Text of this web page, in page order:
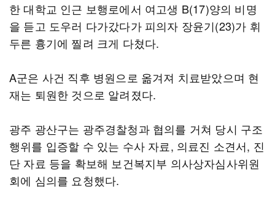
한 대학교 인근 보행로에서 여고생 B(17)양의 비명
을 듣고 도우러 다가갔다가 피의자 장윤기(23)가 휘
두른 흉기에 찔려 크게 다쳤다.
A군은 사건 직후 병원으로 옮겨져 치료받았으며 현
재는 퇴원한 것으로 알려졌다.
광주 광산구는 광주경찰청과 협의를 거쳐 당시 구조
행위를 입증할 수 있는 수사 자료, 의료진 소견서, 진
단 자료 등을 확보해 보건복지부 의사상자심사위원
회에 심의를 요청했다.